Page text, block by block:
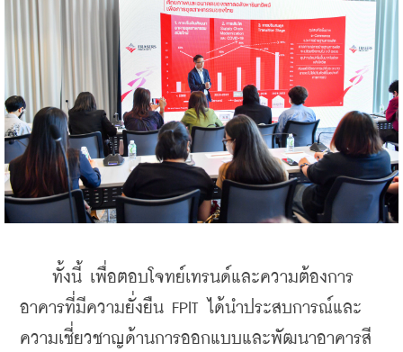
ทั้งนี้ เพื่อตอบโจทย์เทรนด์และความต้องการ
อาคารที่มีความยั่งยืน FPIT ได้นำประสบการณ์และ
ความเชี่ยวชาญด้านการออกแบบและพัฒนาอาคารสี